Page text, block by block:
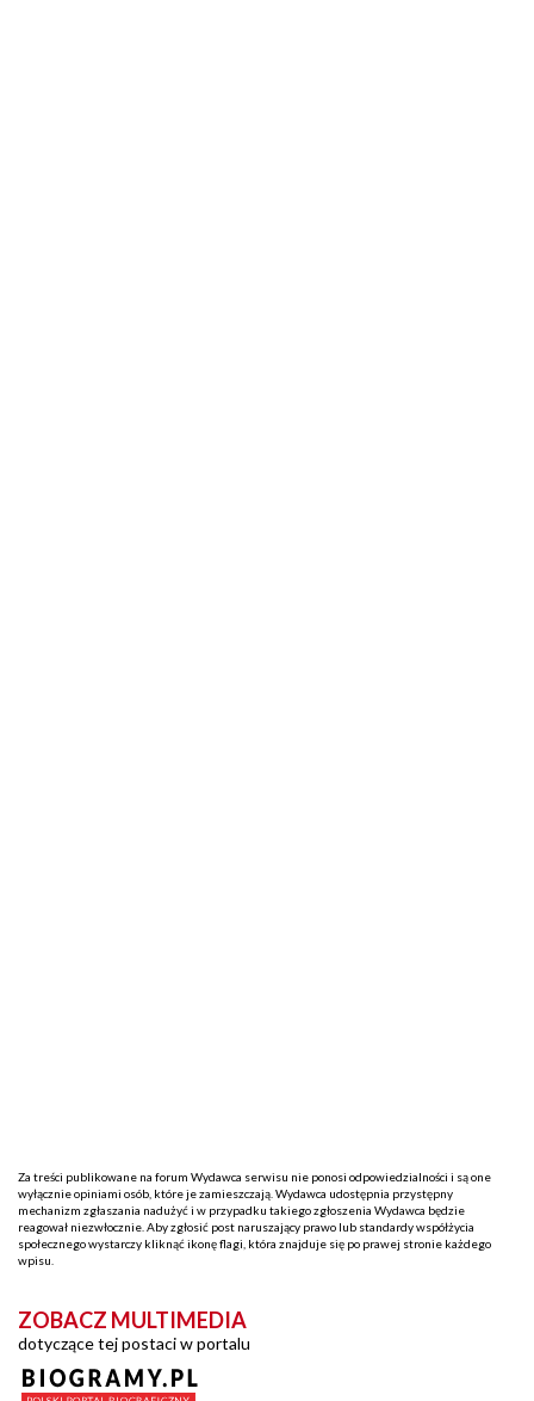
Za treści publikowane na forum Wydawca serwisu nie ponosi odpowiedzialności i są one
wyłącznie opiniami osób, które je zamieszczają. Wydawca udostępnia przystępny
mechanizm zgłaszania nadużyć i w przypadku takiego zgłoszenia Wydawca będzie
reagował niezwłocznie. Aby zgłosić post naruszający prawo lub standardy współżycia
społecznego wystarczy kliknąć ikonę flagi, która znajduje się po prawej stronie każdego
wpisu.
ZOBACZ MULTIMEDIA
dotyczące tej postaci w portalu